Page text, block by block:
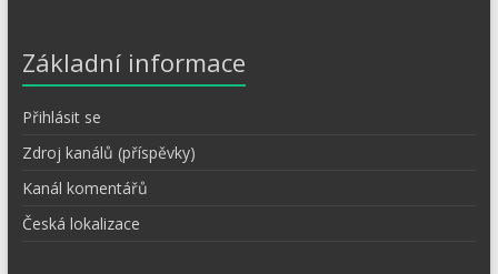
Základní informace
Přihlásit se
Zdroj kanálů (příspěvky)
Kanál komentářů
Česká lokalizace